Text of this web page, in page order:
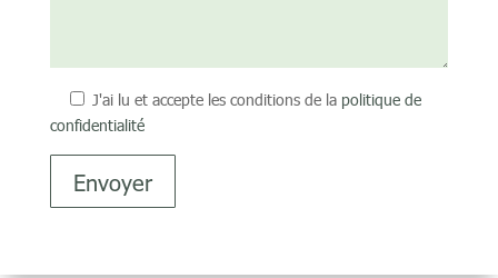
J'ai lu et accepte les conditions de lapolitique de
confidentialité
Envoyer